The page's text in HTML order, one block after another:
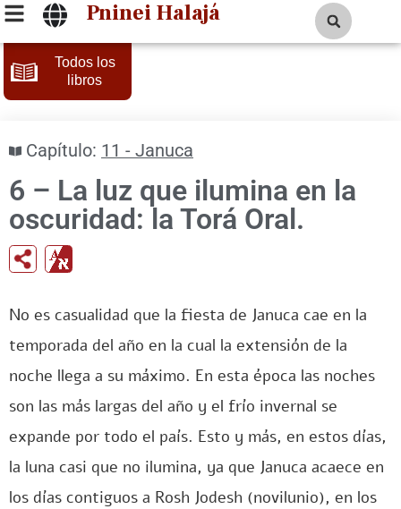
Pninei Halajá
Todos los
libros
Capítulo: 11 - Januca
6 – La luz que ilumina en la
oscuridad: la Torá Oral.
No es casualidad que la fiesta de Januca cae en la
temporada del año en la cual la extensión de la
noche llega a su máximo. En esta época las noches
son las más largas del año y el frío invernal se
expande por todo el país. Esto y más, en estos días,
la luna casi que no ilumina, ya que Januca acaece en
los días contiguos a Rosh Jodesh (novilunio), en los